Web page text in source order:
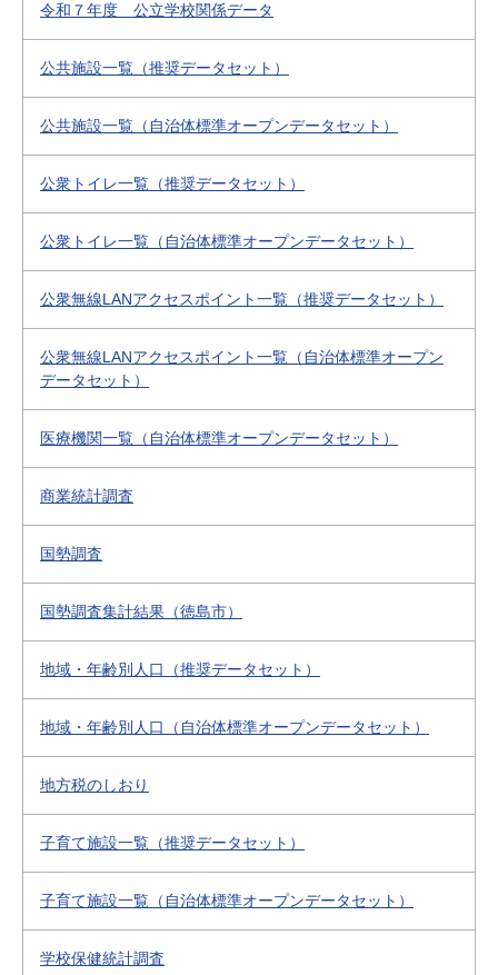
令和７年度 公立学校関係データ
公共施設一覧（推奨データセット）
公共施設一覧（自治体標準オープンデータセット）
公衆トイレ一覧（推奨データセット）
公衆トイレ一覧（自治体標準オープンデータセット）
公衆無線LANアクセスポイント一覧（推奨データセット）
公衆無線LANアクセスポイント一覧（自治体標準オープン
データセット）
医療機関一覧（自治体標準オープンデータセット）
商業統計調査
国勢調査
国勢調査集計結果（徳島市）
地域・年齢別人口（推奨データセット）
地域・年齢別人口（自治体標準オープンデータセット）
地方税のしおり
子育て施設一覧（推奨データセット）
子育て施設一覧（自治体標準オープンデータセット）
学校保健統計調査